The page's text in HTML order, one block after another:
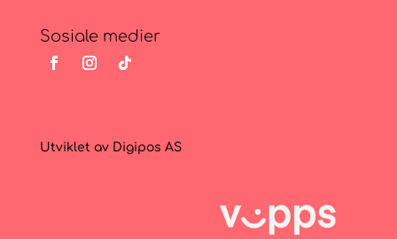
Sosiale medier
Utviklet av Digipos AS